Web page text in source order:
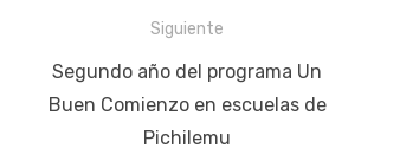
Siguiente
Siguiente
publicación:
Segundo año del programa Un
Buen Comienzo en escuelas de
Pichilemu